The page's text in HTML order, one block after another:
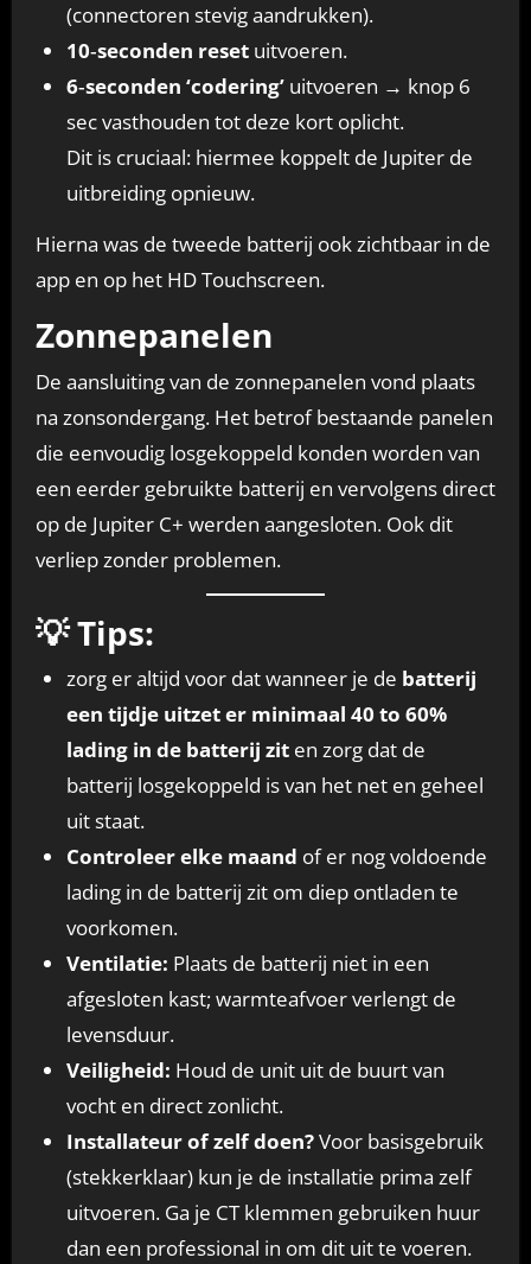
(connectoren stevig aandrukken).
10‑seconden resetuitvoeren.
6‑seconden ‘codering’uitvoeren → knop 6
sec vasthouden tot deze kort oplicht.
Dit is cruciaal: hiermee koppelt de Jupiter de
uitbreiding opnieuw.
Hierna was de tweede batterij ook zichtbaar in de
app en op het HD Touchscreen.
Zonnepanelen
De aansluiting van de zonnepanelen vond plaats
na zonsondergang. Het betrof bestaande panelen
die eenvoudig losgekoppeld konden worden van
een eerder gebruikte batterij en vervolgens direct
op de Jupiter C+ werden aangesloten. Ook dit
verliep zonder problemen.
💡 Tips:
zorg er altijd voor dat wanneer je de batterij
een tijdje uitzet er minimaal 40 to 60%
lading in de batterij ziten zorg dat de
batterij losgekoppeld is van het net en geheel
uit staat.
Controleer elke maand of er nog voldoende
lading in de batterij zit om diep ontladen te
voorkomen.
Ventilatie: Plaats de batterij niet in een
afgesloten kast; warmteafvoer verlengt de
levensduur.
Veiligheid: Houd de unit uit de buurt van
vocht en direct zonlicht.
Installateur of zelf doen?Voor basisgebruik
(stekkerklaar) kun je de installatie prima zelf
uitvoeren. Ga je CT klemmen gebruiken huur
dan een professional in om dit uit te voeren.